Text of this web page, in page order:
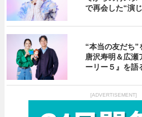
で再会した“演
“本当の友だち
唐沢寿明＆広瀬
ーリー５』を語
[ADVERTISEMENT]